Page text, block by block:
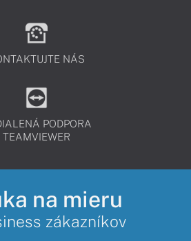
NÁS
PODPORA
TEAMVIEWER
na mieru
zákazníkov